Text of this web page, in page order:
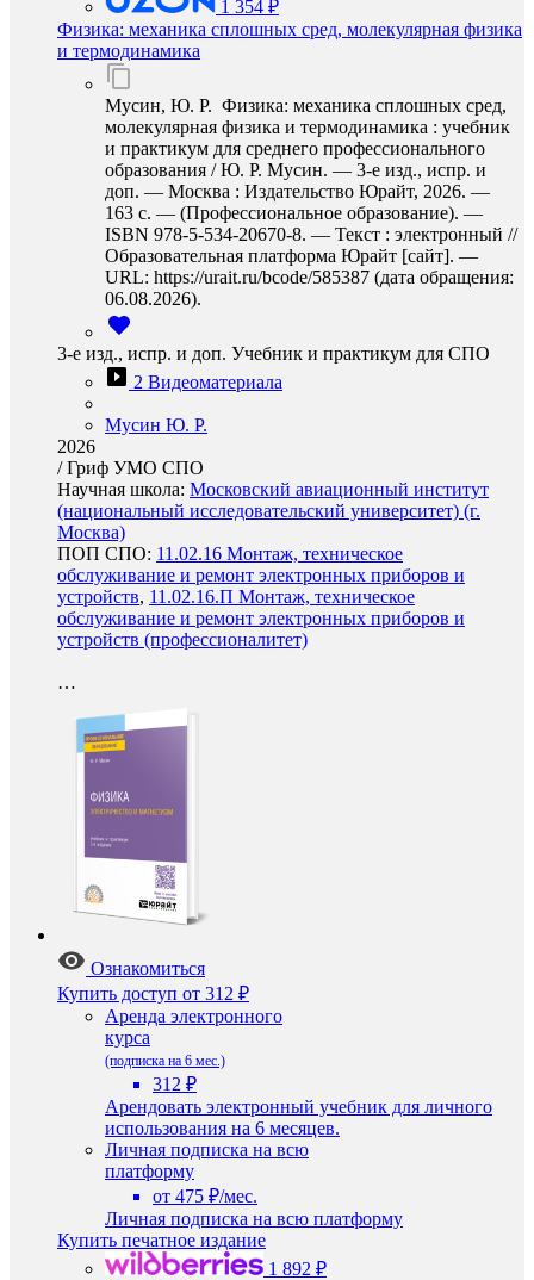
1 354 ₽
Физика: механика сплошных сред, молекулярная физика
и термодинамика
Мусин, Ю. Р. Физика: механика сплошных сред,
молекулярная физика и термодинамика : учебник
и практикум для среднего профессионального
образования / Ю. Р. Мусин. — 3-е изд., испр. и
доп. — Москва : Издательство Юрайт, 2026. —
163 с. — (Профессиональное образование). —
ISBN 978-5-534-20670-8. — Текст : электронный //
Образовательная платформа Юрайт [сайт]. —
URL: https://urait.ru/bcode/585387 (дата обращения:
06.08.2026).
3-е изд., испр. и доп. Учебник и практикум для СПО
2 Видеоматериала
Мусин Ю. Р.
2026
/Гриф УМО СПО
Научная школа: Московский авиационный институт
(национальный исследовательский университет) (г.
Москва)
ПОП СПО: 11.02.16 Монтаж, техническое
обслуживание и ремонт электронных приборов и
устройств, 11.02.16.П Монтаж, техническое
обслуживание и ремонт электронных приборов и
устройств (профессионалитет)
…
Ознакомиться
Купить доступ от 312 ₽
Аренда электронного
курса
(подписка на 6 мес.)
312 ₽
Арендовать электронный учебник для личного
использования на 6 месяцев.
Личная подписка на всю
платформу
от 475 ₽/мес.
Личная подписка на всю платформу
Купить печатное издание
1 892 ₽